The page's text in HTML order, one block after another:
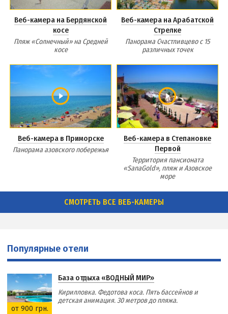
Веб-камера на Бердянской
косе
Пляж «Солнечный» на Средней
косе
Веб-камера на Арабатской
Стрелке
Панорама Счастливцево с 15
различных точек
Веб-камера в Приморске
Панорама азовского побережья
Веб-камера в Степановке
Первой
Территория пансионата
«SanaGold», пляж и Азовское
море
СМОТРЕТЬ ВСЕ ВЕБ-КАМЕРЫ
Популярные отели
от 900 грн.
База отдыха «ВОДНЫЙ МИР»
Кирилловка. Федотова коса. Пять бассейнов и
детская анимация. 30 метров до пляжа.